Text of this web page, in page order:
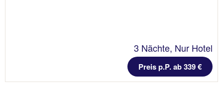
3 Nächte, Nur Hotel
Preis p.P. ab 339 €